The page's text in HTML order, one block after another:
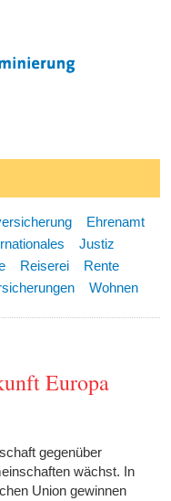
Ehrenamt
Justiz
Reiserei
Rente
Wohnen
Europa
gegenüber
wächst. In
Union gewinnen